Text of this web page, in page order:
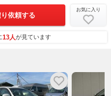
依頼する
お気に入り
13人が見ています